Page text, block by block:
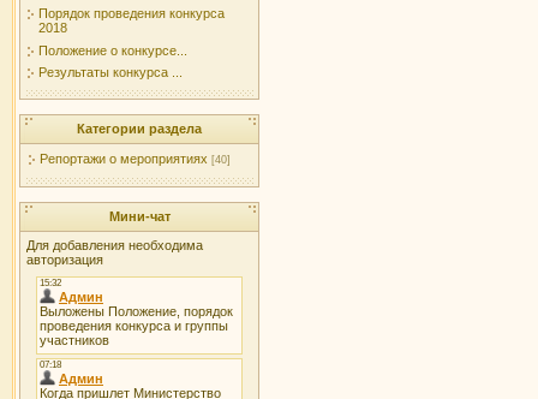
Порядок проведения конкурса
2018
Положение о конкурсе...
Результаты конкурса ...
Категории раздела
Репортажи о мероприятиях [40]
Мини-чат
Для добавления необходима
авторизация